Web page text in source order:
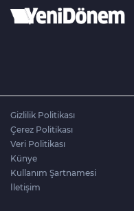
Gizlilik Politikası
Çerez Politikası
Veri Politikası
Künye
Kullanım Şartnamesi
İletişim